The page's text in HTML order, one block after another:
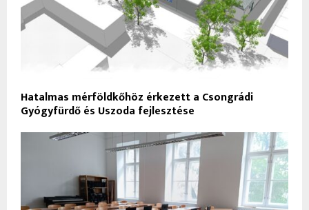
Hatalmas mérföldkőhöz érkezett a Csongrádi
Gyógyfürdő és Uszoda fejlesztése